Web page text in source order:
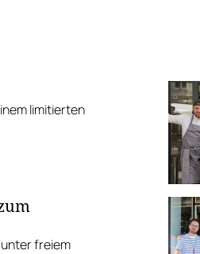
limitierten
unter freiem